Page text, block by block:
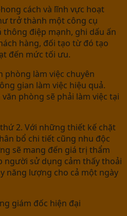
cách và lĩnh vực hoạt
trở thành một công cụ
điệp mạnh, ghi dấu ấn
hàng, đối tạo từ đó tạo
đến mức tối ưu.
phòng làm việc chuyên
gian làm việc hiệu quả.
phòng sẽ phải làm việc tại
2. Với những thiết kế chặt
bổ chi tiết cũng nhu độc
sẽ mang đến giá trị thẩm
người sử dụng cảm thấy thoải
năng lượng cho cả một ngày
giám đốc hiện đại